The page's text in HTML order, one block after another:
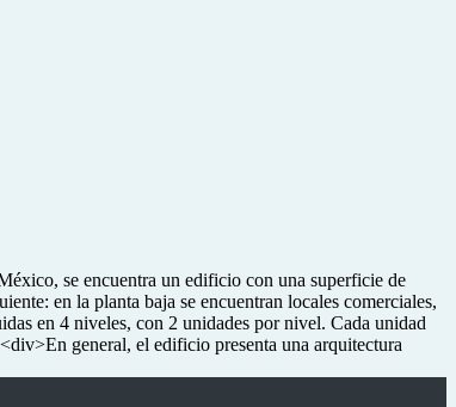
se encuentra un edificio con una superficie de
en la planta baja se encuentran locales comerciales,
en 4 niveles, con 2 unidades por nivel. Cada unidad
general, el edificio presenta una arquitectura